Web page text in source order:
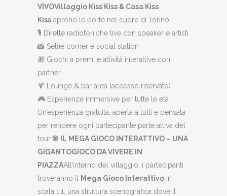
VIVOVillaggio Kiss Kiss & Casa Kiss
Kiss aprono le porte nel cuore di Torino:
🎙️ Dirette radiofoniche live con speaker e artisti
📸 Selfie corner e social station
🎁 Giochi a premi e attività interattive con i
partner
🍹 Lounge & bar area (accesso riservato)
🎮 Esperienze immersive per tutte le età
Un’esperienza gratuita, aperta a tutti e pensata
per rendere ogni partecipante parte attiva del
tour.🎯 IL MEGA GIOCO INTERATTIVO – UNA
GIGANTOGIOCO DA VIVERE IN
PIAZZAAll’interno del villaggio, i partecipanti
troveranno il
Mega Gioco Interattivo in
scala 1:1, una struttura scenografica dove il